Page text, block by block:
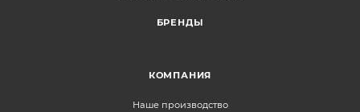
БРЕНДЫ
КОМПАНИЯ
Наше производство